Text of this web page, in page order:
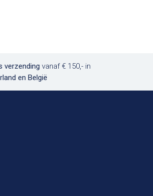
verzending vanaf € 150,- in
en België